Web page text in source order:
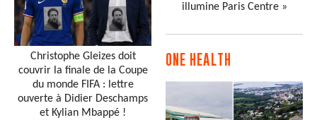
Christophe Gleizes doit
couvrir la finale de la Coupe
du monde FIFA : lettre
ouverte à Didier Deschamps
et Kylian Mbappé !
illumine Paris Centre »
ONE HEALTH